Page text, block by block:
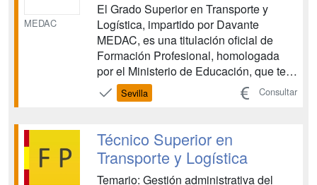
MEDAC
El Grado Superior en Transporte y
Logística, impartido por Davante
MEDAC, es una titulación oficial de
Formación Profesional, homologada
por el Ministerio de Educación, que te
prepara para acceder a un sector en
plena expansión. Esta formación te
Transporte y Logística, dotándote de las
habilidades necesarias para ...
Sevilla Consultar
Técnico Superior en
Transporte y Logística
Temario: Gestión administrativa del